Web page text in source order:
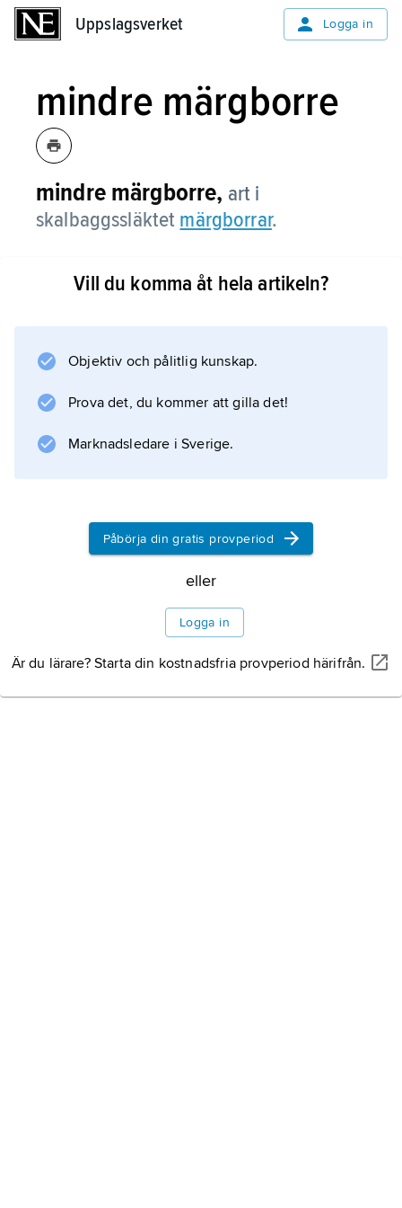
Uppslagsverket Logga in
mindre märgborre
mindre märgborre, art i
skalbaggssläktet märgborrar.
Vill du komma åt hela artikeln?
Objektiv och pålitlig kunskap.
Prova det, du kommer att gilla det!
Marknadsledare i Sverige.
Påbörja din gratis provperiod
eller
Logga in
Är du lärare? Starta din kostnadsfria provperiod härifrån.